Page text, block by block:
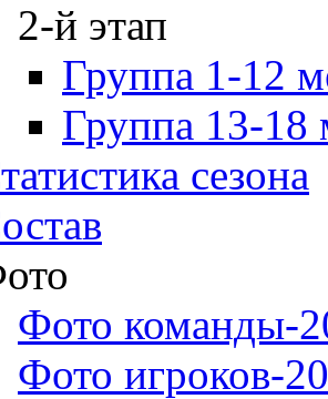
2-й этап
Группа 1-12
Группа 13-18
сезона
Фото команды-
Фото игроков-